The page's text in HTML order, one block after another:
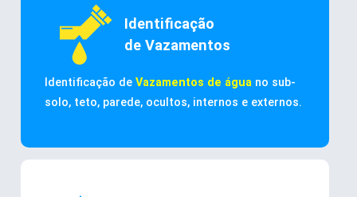
Identificação
de Vazamentos
Identificação deVazamentos de água no sub-
solo, teto, parede, ocultos, internos e externos.